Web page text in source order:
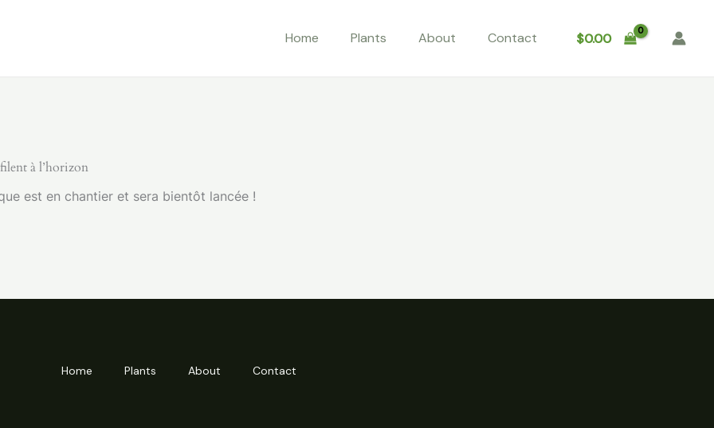
Home Plants About Contact $0.00
à l’horizon
est en chantier et sera bientôt lancée !
Home Plants About Contact